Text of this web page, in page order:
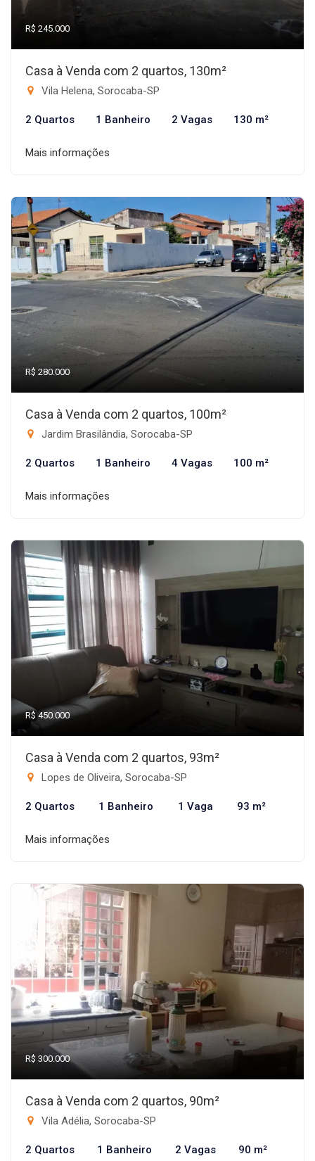
R$ 245.000
Casa à Venda com 2 quartos, 130m²
Vila Helena, Sorocaba-SP
2 Quartos 1 Banheiro 2 Vagas 130 m²
Mais informações
R$ 280.000
Casa à Venda com 2 quartos, 100m²
Jardim Brasilândia, Sorocaba-SP
2 Quartos 1 Banheiro 4 Vagas 100 m²
Mais informações
R$ 450.000
Casa à Venda com 2 quartos, 93m²
Lopes de Oliveira, Sorocaba-SP
2 Quartos 1 Banheiro 1 Vaga 93 m²
Mais informações
R$ 300.000
Casa à Venda com 2 quartos, 90m²
Vila Adélia, Sorocaba-SP
2 Quartos 1 Banheiro 2 Vagas 90 m²